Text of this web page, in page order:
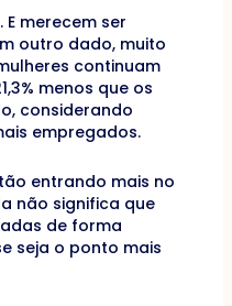
merecem ser
outro dado, muito
continuam
menos que os
considerando
empregados.
entrando mais no
não significa que
de forma
seja o ponto mais